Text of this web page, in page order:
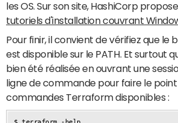
les OS. Sur son site, HashiCorp propose
tutoriels d'installation couvrant
Pour finir, il convient de vérifiez que le
est disponible sur le PATH. Et surtout
bien été réalisée en ouvrant une
ligne de commande pour faire le point
commandes Terraform disponibles :